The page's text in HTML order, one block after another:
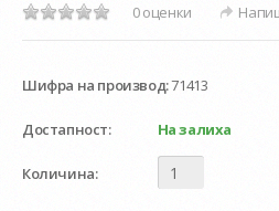
0 оценки
Шифра на производ:71413
Достапност: На залиха
Количина: